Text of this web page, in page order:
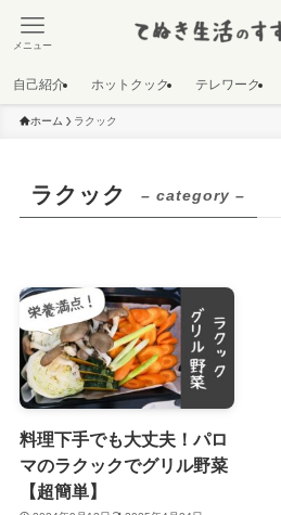
メニュー
自己紹介 ホットクック テレワーク
ホーム ラクック
ラクック – category –
料理下手でも大丈夫！パロ
マのラクックでグリル野菜
【超簡単】